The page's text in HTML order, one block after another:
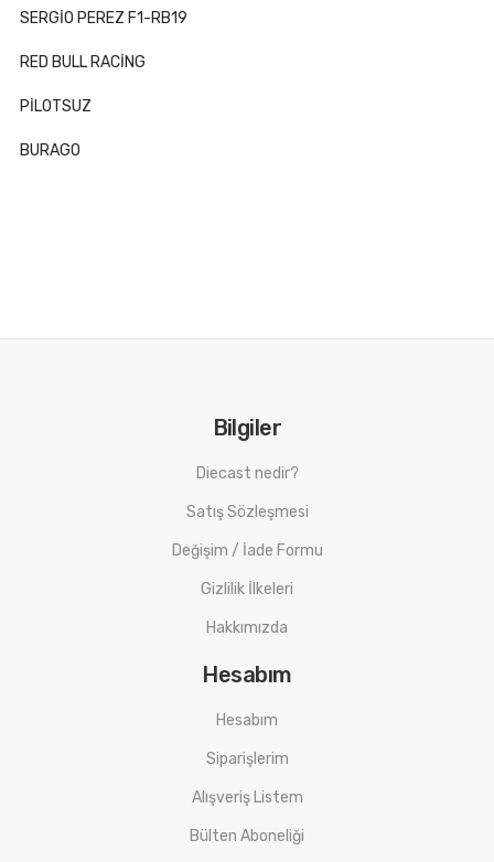
SERGİO PEREZ F1-RB19
RED BULL RACİNG
PİLOTSUZ
BURAGO
Bilgiler
Diecast nedir?
Satış Sözleşmesi
Değişim / İade Formu
Gizlilik İlkeleri
Hakkımızda
Hesabım
Hesabım
Siparişlerim
Alışveriş Listem
Bülten Aboneliği